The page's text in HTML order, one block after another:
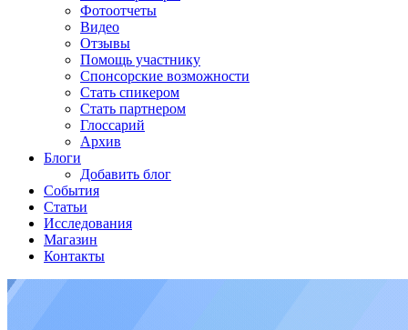
Фотоотчеты
Видео
Отзывы
Помощь участнику
Спонсорские возможности
Стать спикером
Стать партнером
Глоссарий
Архив
Блоги
Добавить блог
События
Статьи
Исследования
Магазин
Контакты